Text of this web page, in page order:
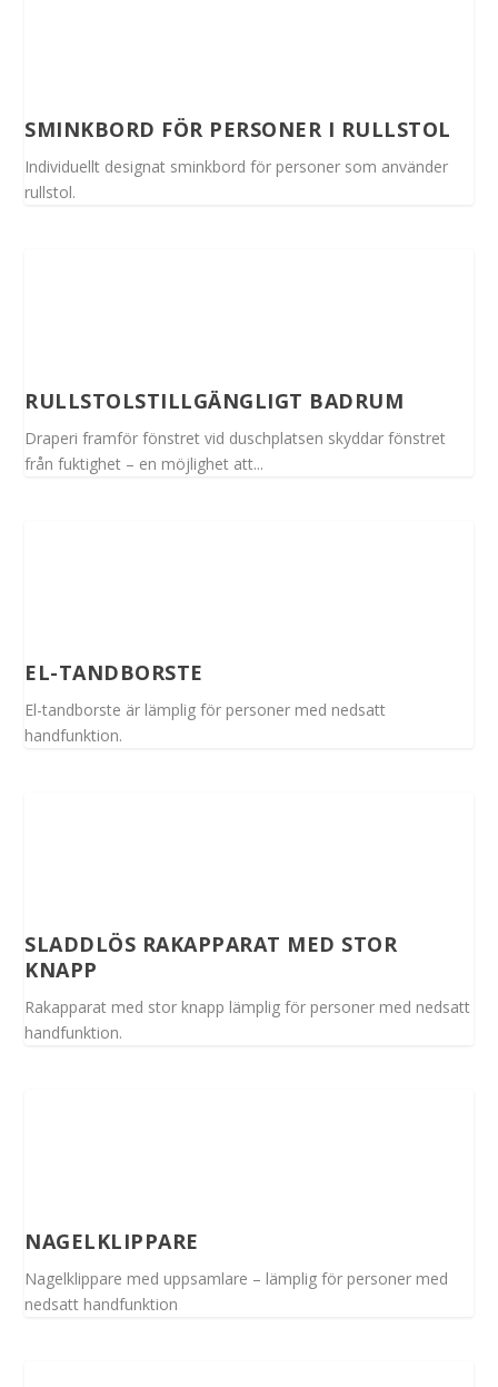
SMINKBORD FÖR PERSONER I RULLSTOL
Individuellt designat sminkbord för personer som använder
rullstol.
RULLSTOLSTILLGÄNGLIGT BADRUM
Draperi framför fönstret vid duschplatsen skyddar fönstret
från fuktighet – en möjlighet att...
EL-TANDBORSTE
El-tandborste är lämplig för personer med nedsatt
handfunktion.
SLADDLÖS RAKAPPARAT MED STOR
KNAPP
Rakapparat med stor knapp lämplig för personer med nedsatt
handfunktion.
NAGELKLIPPARE
Nagelklippare med uppsamlare – lämplig för personer med
nedsatt handfunktion